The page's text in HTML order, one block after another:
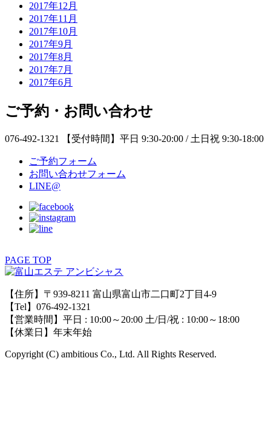
2017年12月
2017年11月
2017年10月
2017年9月
2017年8月
2017年7月
2017年6月
ご予約・お問い合わせ
076-492-1321 【受付時間】平日 9:30-20:00 / 土日祝 9:30-18:00
ご予約フォーム
お問い合わせフォーム
LINE@
PAGE TOP
【住所】〒939-8211 富山県富山市二口町2丁目4-9
【Tel】076-492-1321
【営業時間】平日 : 10:00～20:00 土/日/祝 : 10:00～18:00
【休業日】年末年始
Copyright (C) ambitious Co., Ltd. All Rights Reserved.